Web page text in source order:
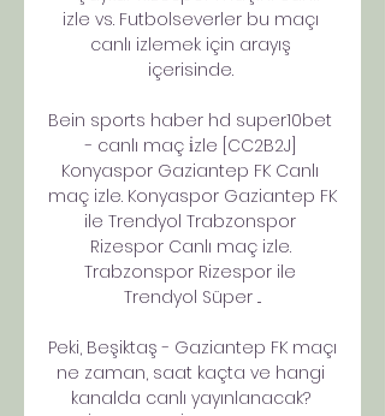
izle vs. Futbolseverler bu maçı
canlı izlemek için arayış
içerisinde.
Bein sports haber hd super10bet
- canlı maç i̇zle [CC2B2J]
Konyaspor Gaziantep FK Canlı
maç izle. Konyaspor Gaziantep FK
ile Trendyol Trabzonspor
Rizespor Canlı maç izle.
Trabzonspor Rizespor ile
Trendyol Süper ...
Peki, Beşiktaş - Gaziantep FK maçı
ne zaman, saat kaçta ve hangi
kanalda canlı yayınlanacak?